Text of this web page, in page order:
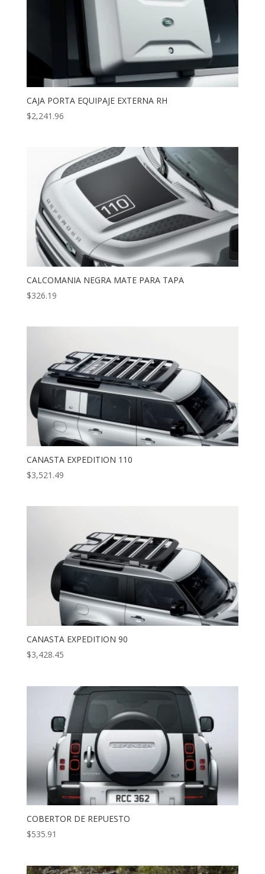
CAJA PORTA EQUIPAJE EXTERNA RH
$2,241.96
CALCOMANIA NEGRA MATE PARA TAPA
$326.19
CANASTA EXPEDITION 110
$3,521.49
CANASTA EXPEDITION 90
$3,428.45
COBERTOR DE REPUESTO
$535.91